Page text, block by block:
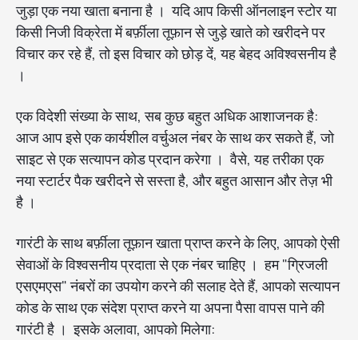
जुड़ा एक नया खाता बनाना है । यदि आप किसी ऑनलाइन स्टोर या
किसी निजी विक्रेता में बर्फ़ीला तूफ़ान से जुड़े खाते को खरीदने पर
विचार कर रहे हैं, तो इस विचार को छोड़ दें, यह बेहद अविश्वसनीय है
।
एक विदेशी संख्या के साथ, सब कुछ बहुत अधिक आशाजनक है:
आज आप इसे एक कार्यशील वर्चुअल नंबर के साथ कर सकते हैं, जो
साइट से एक सत्यापन कोड प्रदान करेगा । वैसे, यह तरीका एक
नया स्टार्टर पैक खरीदने से सस्ता है, और बहुत आसान और तेज़ भी
है ।
गारंटी के साथ बर्फ़ीला तूफ़ान खाता प्राप्त करने के लिए, आपको ऐसी
सेवाओं के विश्वसनीय प्रदाता से एक नंबर चाहिए । हम "ग्रिजली
एसएमएस" नंबरों का उपयोग करने की सलाह देते हैं, आपको सत्यापन
कोड के साथ एक संदेश प्राप्त करने या अपना पैसा वापस पाने की
गारंटी है । इसके अलावा, आपको मिलेगा: